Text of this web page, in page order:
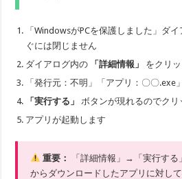
「WindowsがPCを保護しました」ダ
ぐには閉じません
ダイアログ内の
「詳細情報」
をクリ
「発行元：不明」「アプリ：〇〇.exe
「実行する」
ボタンが現れるのでクリ
アプリが起動します
重要：
「詳細情報」→「実行する
からダウンロードしたアプリに対し